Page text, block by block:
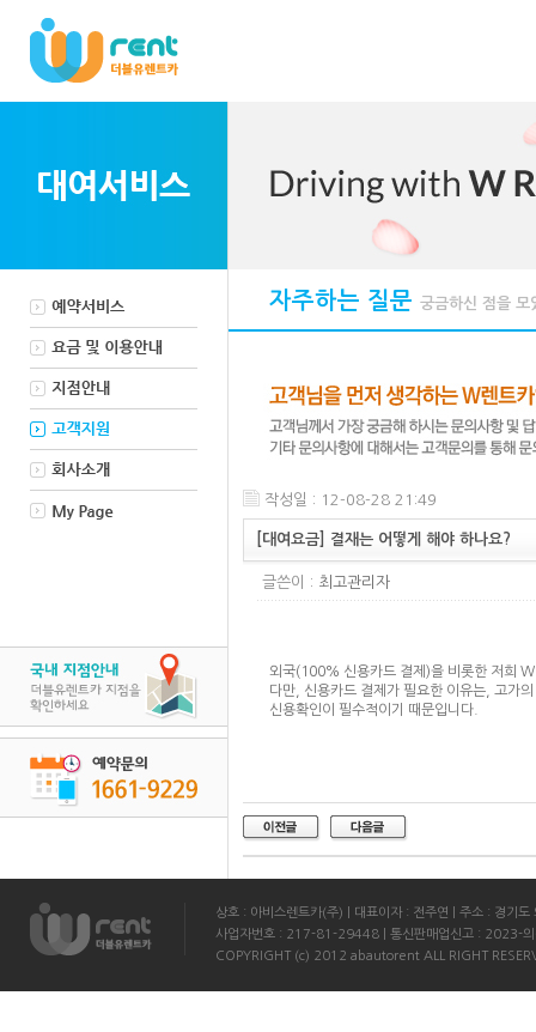
자주하는 질문 궁금하신 점을 모
작성일 : 12-08-28 21:49
[대여요금] 결재는 어떻게 해야 하나요?
글쓴이 : 최고관리자
외국(100% 신용카드 결제)을 비롯한 저희
다만, 신용카드 결제가 필요한 이유는, 고가
신용확인이 필수적이기 때문입니다.
상호 : 아비스렌트카(주) | 대표이자 : 전주연 | 주소 : 경
사업자번호 : 217-81-29448 | 통신판매업신고 : 2023-
COPYRIGHT (c) 2012 abautorent ALL RIGHT